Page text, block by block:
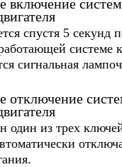
включение
спустя 5 секунд
системе
сигнальная
отключение
один из трех